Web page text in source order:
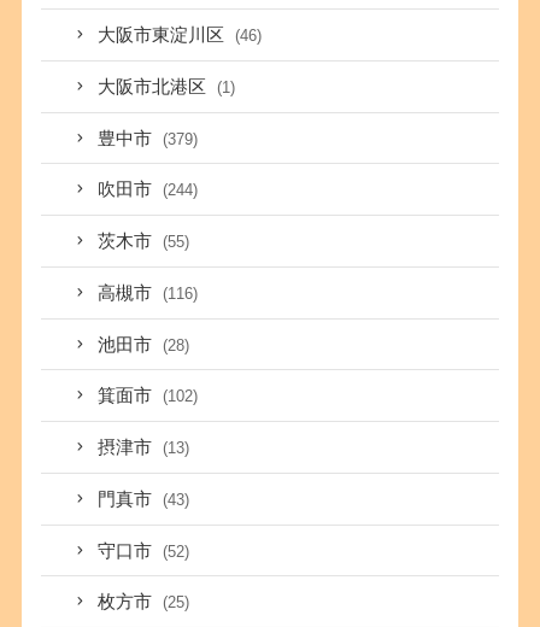
大阪市東淀川区 (46)
大阪市北港区 (1)
豊中市 (379)
吹田市 (244)
茨木市 (55)
高槻市 (116)
池田市 (28)
箕面市 (102)
摂津市 (13)
門真市 (43)
守口市 (52)
枚方市 (25)